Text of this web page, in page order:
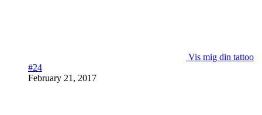
Vis mig din tattoo
#24
February 21, 2017